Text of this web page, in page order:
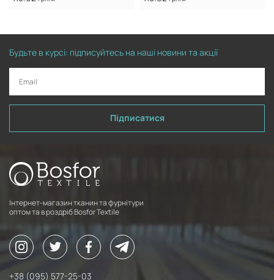
Будьте в курсі: підписуйтесь на наші новини та акції
Підписатися
Інтернет-магазин тканин та фурнітури
оптом та в роздріб Bosfor Textile
+38 (095) 577-25-03